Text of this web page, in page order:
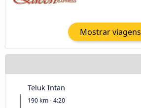
Mostrar viagens
Teluk Intan
190 km - 4:20